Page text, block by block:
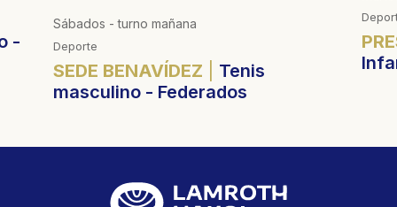
-
Sábados - turno mañana
Deporte
SEDE BENAVÍDEZ
Tenis
masculino - Federados